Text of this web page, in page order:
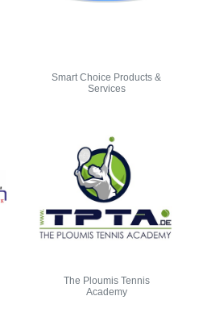
Smart Choice Products &
Services
The Ploumis Tennis
Academy